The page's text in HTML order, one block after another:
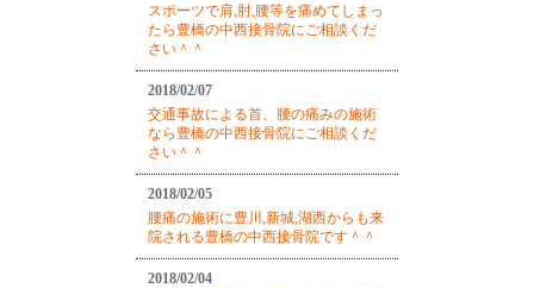
スポーツで肩,肘,腰等を痛めてしまっ
たら豊橋の中西接骨院にご相談くだ
さい＾＾
2018/02/07
交通事故による首、腰の痛みの施術
なら豊橋の中西接骨院にご相談くだ
さい＾＾
2018/02/05
腰痛の施術に豊川,新城,湖西からも来
院される豊橋の中西接骨院です＾＾
2018/02/04